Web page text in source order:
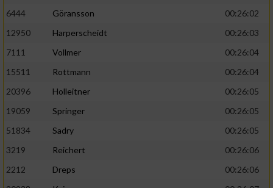
6444
Göransson
00:26:02
12950
Harperscheidt
00:26:03
7111
Vollmer
00:26:04
15511
Rottmann
00:26:04
20396
Holleitner
00:26:05
19059
Springer
00:26:05
51834
Sadry
00:26:05
3219
Reichert
00:26:06
2212
Dreps
00:26:06